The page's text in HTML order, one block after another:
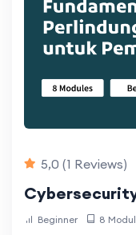
5,0 (1 Reviews)
Beginner 8 Modul